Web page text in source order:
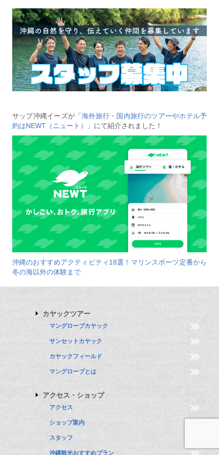
サップ沖縄イーズが 「海外旅行・国内旅行のツアーやホテル予
約はNEWT（ニュート）」 にて紹介されました！
沖縄のおすすめアクティビティ18選！マリンスポーツ定番から
冬の海以外の体験まで
カヤックツアー
マングローブカヤック
サンセットカヤック
カヤックフィールド
マングローブとは
アクセス・ショップ
アクセス
ショップ案内
スタッフ
沖縄観光おすすめプラン